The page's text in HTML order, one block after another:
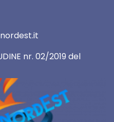
nr. 02/2019 del